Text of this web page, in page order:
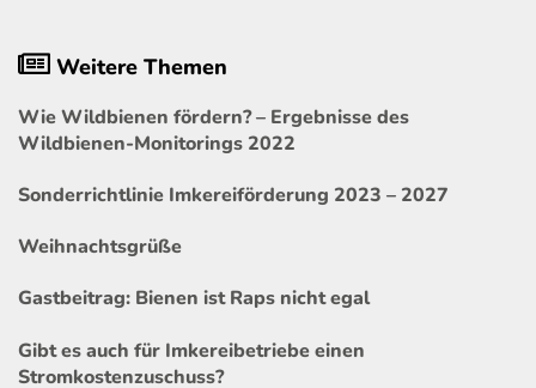
Weitere Themen
Wie Wildbienen fördern? – Ergebnisse des
Wildbienen-Monitorings 2022
Sonderrichtlinie Imkereiförderung 2023 – 2027
Weihnachtsgrüße
Gastbeitrag: Bienen ist Raps nicht egal
Gibt es auch für Imkereibetriebe einen
Stromkostenzuschuss?